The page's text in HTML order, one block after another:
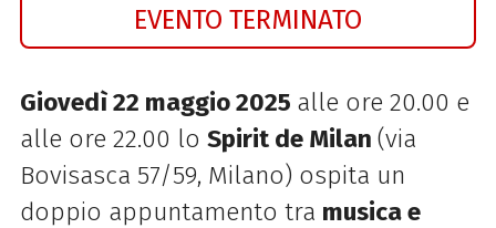
EVENTO TERMINATO
Giovedì 22 maggio 2025 alle ore 20.00 e
alle ore 22.00 lo Spirit de Milan (via
Bovisasca 57/59, Milano) ospita un
doppio appuntamento tra musica e